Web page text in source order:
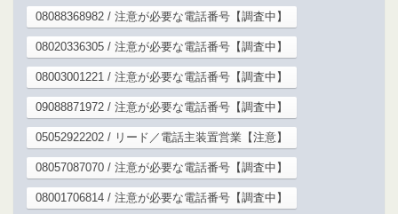
08088368982 / 注意が必要な電話番号【調査中】
08020336305 / 注意が必要な電話番号【調査中】
08003001221 / 注意が必要な電話番号【調査中】
09088871972 / 注意が必要な電話番号【調査中】
05052922202 / リード／電話主装置営業【注意】
08057087070 / 注意が必要な電話番号【調査中】
08001706814 / 注意が必要な電話番号【調査中】